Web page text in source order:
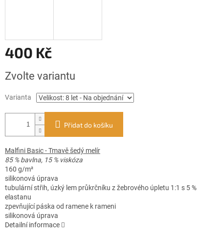
400 Kč
cena:
Zvolte variantu
Varianta
Přidat do košíku
Malfini Basic - Tmavě šedý melír
85 % bavlna, 15 % viskóza
160 g/m²
silikonová úprava
tubulární střih, úzký lem průkrčníku z žebrového úpletu 1:1 s 5 %
elastanu
zpevňující páska od ramene k rameni
silikonová úprava
Detailní informace